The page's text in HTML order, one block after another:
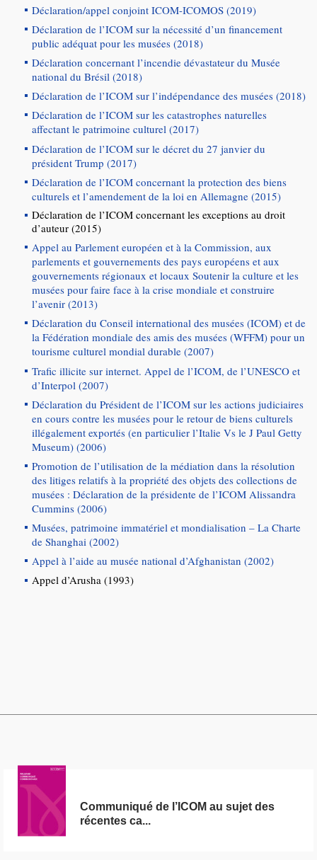
Déclaration/appel conjoint ICOM-ICOMOS (2019)
Déclaration de l’ICOM sur la nécessité d’un financement
public adéquat pour les musées (2018)
Déclaration concernant l’incendie dévastateur du Musée
national du Brésil (2018)
Déclaration de l’ICOM sur l’indépendance des musées (2018)
Déclaration de l’ICOM sur les catastrophes naturelles
affectant le patrimoine culturel (2017)
Déclaration de l’ICOM sur le décret du 27 janvier du
président Trump (2017)
Déclaration de l’ICOM concernant la protection des biens
culturels et l’amendement de la loi en Allemagne (2015)
Déclaration de l’ICOM concernant les exceptions au droit
d’auteur (2015)
Appel au Parlement européen et à la Commission, aux
parlements et gouvernements des pays européens et aux
gouvernements régionaux et locaux Soutenir la culture et les
musées pour faire face à la crise mondiale et construire
l’avenir (2013)
Déclaration du Conseil international des musées (ICOM) et de
la Fédération mondiale des amis des musées (WFFM) pour un
tourisme culturel mondial durable (2007)
Trafic illicite sur internet. Appel de l’ICOM, de l’UNESCO et
d’Interpol (2007)
Déclaration du Président de l’ICOM sur les actions judiciaires
en cours contre les musées pour le retour de biens culturels
illégalement exportés (en particulier l’Italie Vs le J Paul Getty
Museum) (2006)
Promotion de l’utilisation de la médiation dans la résolution
des litiges relatifs à la propriété des objets des collections de
musées : Déclaration de la présidente de l’ICOM Alissandra
Cummins (2006)
Musées, patrimoine immatériel et mondialisation – La Charte
de Shanghai (2002)
Appel à l’aide au musée national d’Afghanistan (2002)
Appel d’Arusha (1993)
Communiqué de l’ICOM au sujet des
récentes ca...